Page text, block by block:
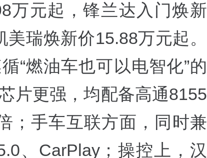
万元起，锋兰达入门焕新
瑞焕新价15.88万元起。
“燃油车也可以电智化”的
片更强，均配备高通8155
；手车互联方面，同时兼
、CarPlay；操控上，汉